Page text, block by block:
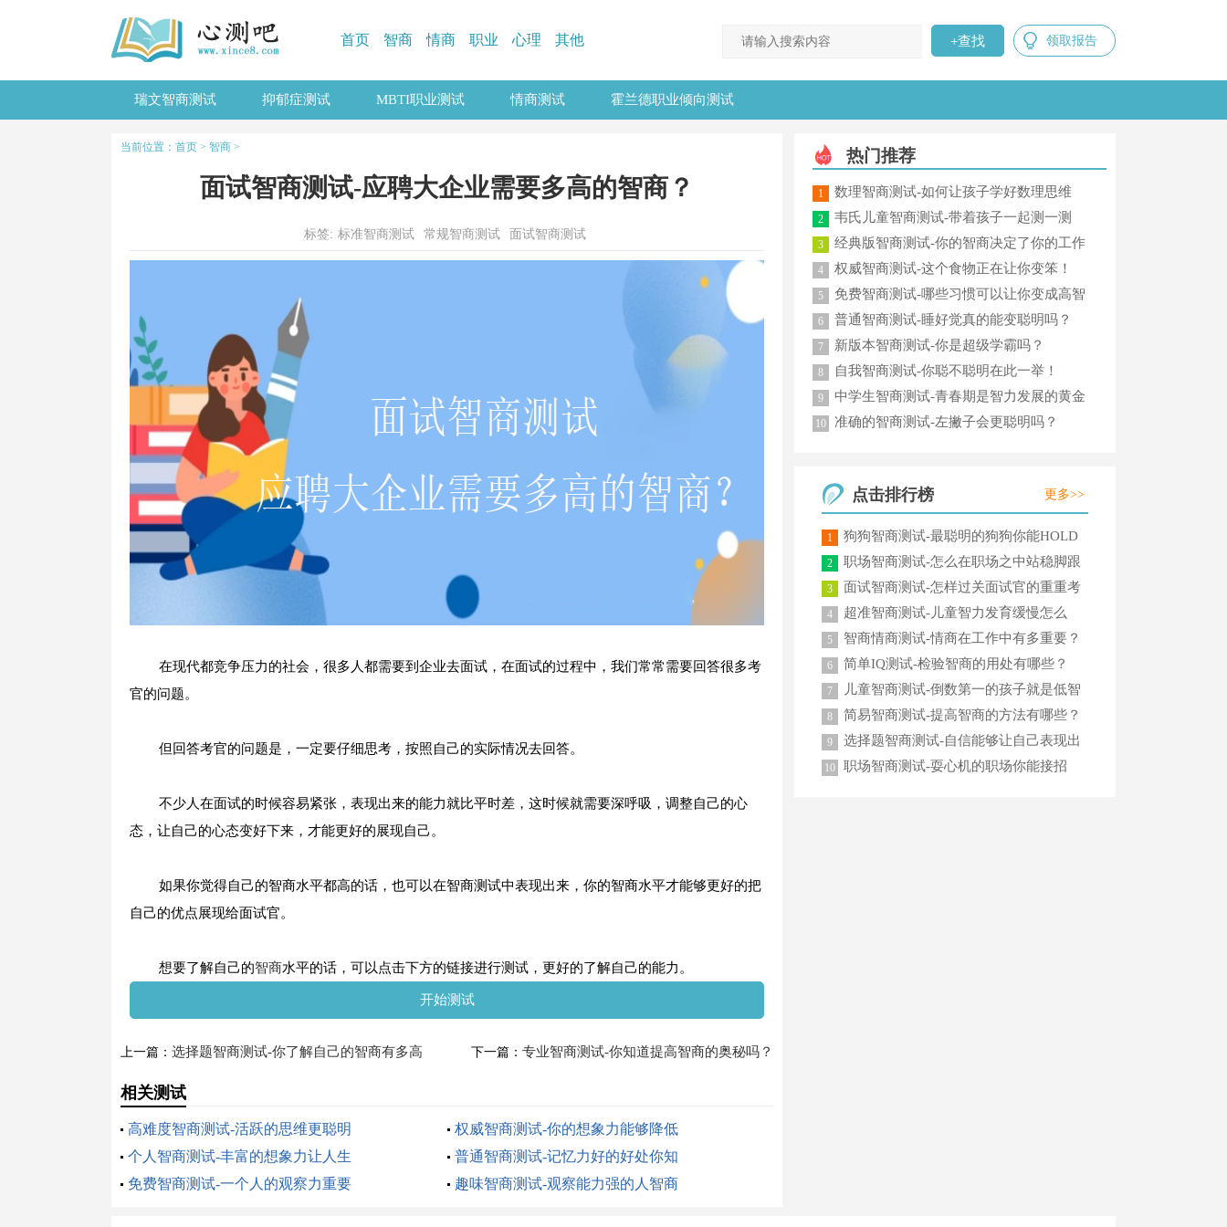
首页 智商 情商 职业 心理 其他 查找 领取报告
瑞文智商测试 抑郁症测试 MBTI职业测试 情商测试 霍兰德职业倾向测试
当前位置： 首页 > 智商 >
面试智商测试-应聘大企业需要多高的智商？
标签: 标准智商测试 常规智商测试 面试智商测试
在现代都竞争压力的社会，很多人都需要到企业去面试，在面试的过程中，我们常常需要回答很多考
官的问题。
但回答考官的问题是，一定要仔细思考，按照自己的实际情况去回答。
不少人在面试的时候容易紧张，表现出来的能力就比平时差，这时候就需要深呼吸，调整自己的心
态，让自己的心态变好下来，才能更好的展现自己。
如果你觉得自己的智商水平都高的话，也可以在智商测试中表现出来，你的智商水平才能够更好的把
自己的优点展现给面试官。
想要了解自己的智商水平的话，可以点击下方的链接进行测试，更好的了解自己的能力。
开始测试
上一篇： 选择题智商测试-你了解自己的智商有多高
吗？
下一篇： 专业智商测试-你知道提高智商的奥秘吗？
相关测试
高难度智商测试-活跃的思维更聪明
权威智商测试-你的想象力能够降低
个人智商测试-丰富的想象力让人生
普通智商测试-记忆力好的好处你知
免费智商测试-一个人的观察力重要
趣味智商测试-观察能力强的人智商
热门推荐
1 数理智商测试-如何让孩子学好数理思维
2
韦氏儿童智商测试-带着孩子一起测一测
吧！
3
经典版智商测试-你的智商决定了你的工作
能力？
4 权威智商测试-这个食物正在让你变笨！
5
免费智商测试-哪些习惯可以让你变成高智
商？
6 普通智商测试-睡好觉真的能变聪明吗？
7 新版本智商测试-你是超级学霸吗？
8 自我智商测试-你聪不聪明在此一举！
9
中学生智商测试-青春期是智力发展的黄金
期！
10 准确的智商测试-左撇子会更聪明吗？
点击排行榜 更多>>
1
狗狗智商测试-最聪明的狗狗你能HOLD
住吗？
2
职场智商测试-怎么在职场之中站稳脚跟
呢？
3
面试智商测试-怎样过关面试官的重重考
验？
4
超准智商测试-儿童智力发育缓慢怎么
办？
5 智商情商测试-情商在工作中有多重要？
6 简单IQ测试-检验智商的用处有哪些？
7
儿童智商测试-倒数第一的孩子就是低智
商吗？
8 简易智商测试-提高智商的方法有哪些？
9
选择题智商测试-自信能够让自己表现出
更高智商
10
职场智商测试-耍心机的职场你能接招